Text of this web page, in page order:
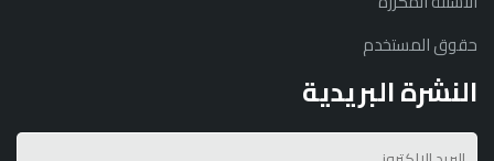
حقوق المستخدم
النشرة البريدية